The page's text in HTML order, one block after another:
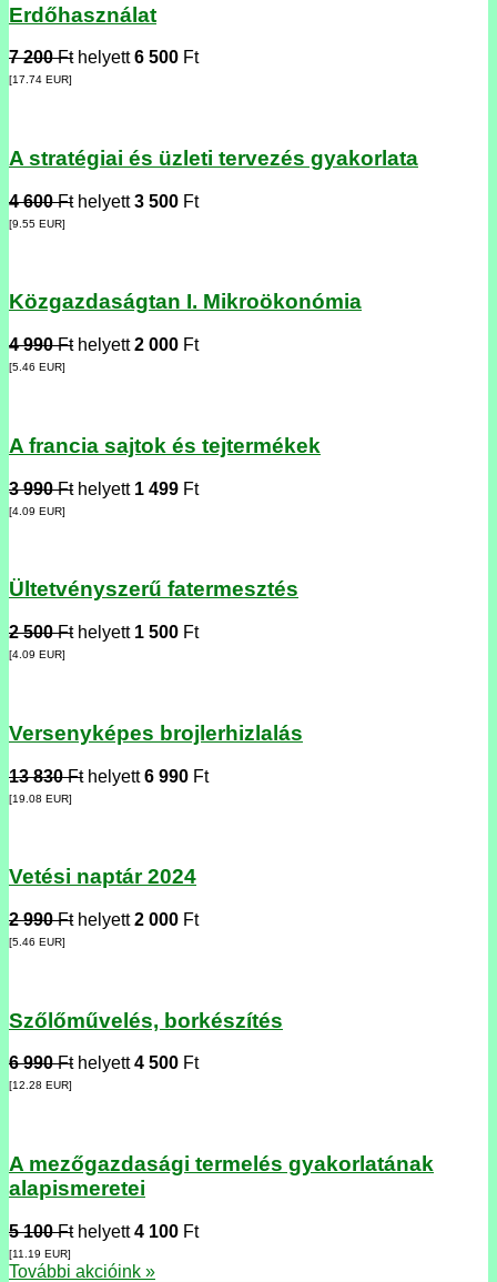
Erdőhasználat
7 200 Fthelyett6 500 Ft
[17.74 EUR]
A stratégiai és üzleti tervezés gyakorlata
4 600 Fthelyett3 500 Ft
[9.55 EUR]
Közgazdaságtan I. Mikroökonómia
4 990 Fthelyett2 000 Ft
[5.46 EUR]
A francia sajtok és tejtermékek
3 990 Fthelyett 1 499 Ft
[4.09 EUR]
Ültetvényszerű fatermesztés
2 500 Fthelyett 1 500 Ft
[4.09 EUR]
Versenyképes brojlerhizlalás
13 830 Fthelyett6 990 Ft
[19.08 EUR]
Vetési naptár 2024
2 990 Fthelyett2 000 Ft
[5.46 EUR]
Szőlőművelés, borkészítés
6 990 Fthelyett4 500 Ft
[12.28 EUR]
A mezőgazdasági termelés gyakorlatának
alapismeretei
5 100 Fthelyett4 100 Ft
[11.19 EUR]
További akcióink »